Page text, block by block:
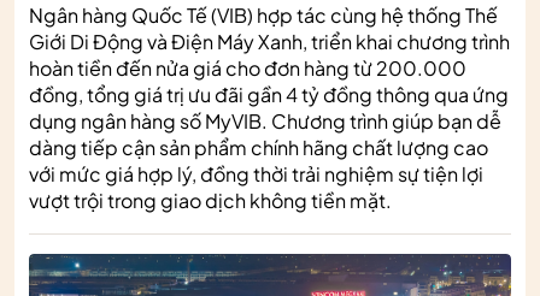
Ngân hàng Quốc Tế (VIB) hợp tác cùng hệ thống Thế
Giới Di Động và Điện Máy Xanh, triển khai chương trình
hoàn tiền đến nửa giá cho đơn hàng từ 200.000
đồng, tổng giá trị ưu đãi gần 4 tỷ đồng thông qua ứng
dụng ngân hàng số MyVIB. Chương trình giúp bạn dễ
dàng tiếp cận sản phẩm chính hãng chất lượng cao
với mức giá hợp lý, đồng thời trải nghiệm sự tiện lợi
vượt trội trong giao dịch không tiền mặt.